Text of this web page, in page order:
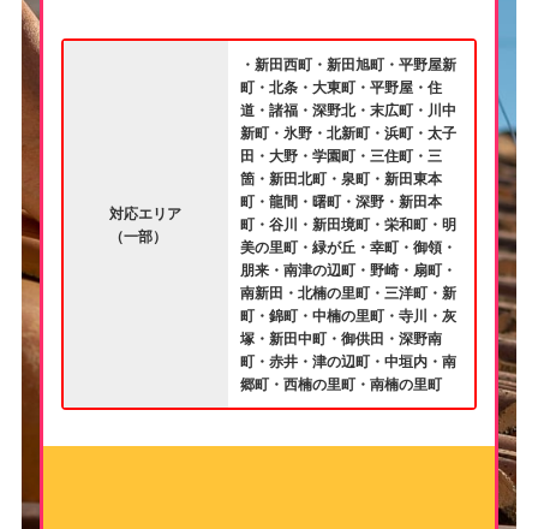
対応エリア
（一部）
・新田西町・新田旭町・平野屋新
町・北条・大東町・平野屋・住
道・諸福・深野北・末広町・川中
新町・氷野・北新町・浜町・太子
田・大野・学園町・三住町・三
箇・新田北町・泉町・新田東本
町・龍間・曙町・深野・新田本
町・谷川・新田境町・栄和町・明
美の里町・緑が丘・幸町・御領・
朋来・南津の辺町・野崎・扇町・
南新田・北楠の里町・三洋町・新
町・錦町・中楠の里町・寺川・灰
塚・新田中町・御供田・深野南
町・赤井・津の辺町・中垣内・南
郷町・西楠の里町・南楠の里町